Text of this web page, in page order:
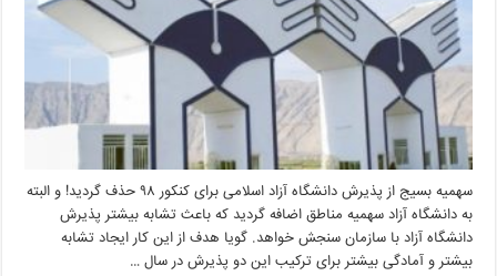
سهمیه بسیج از پذیرش دانشگاه آزاد اسلامی برای کنکور ۹۸ حذف گردید! و البته
به دانشگاه آزاد سهمیه مناطق اضافه گردید که باعث تشابه بیشتر پذیرش
دانشگاه آزاد با سازمان سنجش خواهد. گویا هدف از این کار ایجاد تشابه
بیشتر و آمادگی بیشتر برای ترکیب این دو پذیرش در سال …